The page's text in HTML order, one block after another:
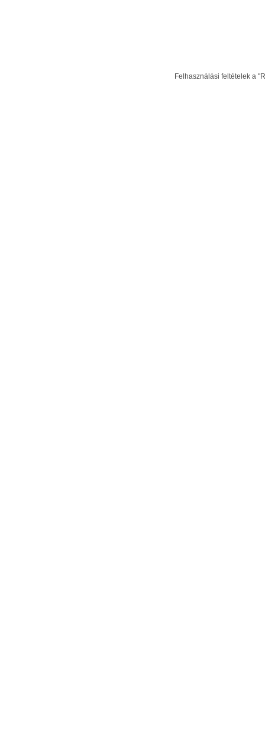
Felhasználási feltételek a